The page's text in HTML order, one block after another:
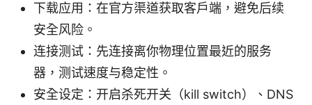
下载应用：在官方渠道获取客户端，避免后续
安全风险。
连接测试：先连接离你物理位置最近的服务
器，测试速度与稳定性。
安全设定：开启杀死开关（kill switch）、DNS